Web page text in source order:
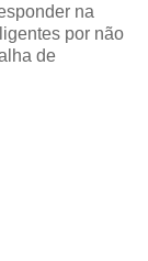
na
por não
de